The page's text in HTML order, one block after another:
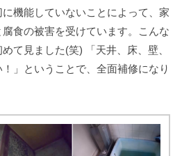
機能していないことによって、家
食の被害を受けています。こんな
て見ました(笑) 「天井、床、壁、
」ということで、全面補修になり